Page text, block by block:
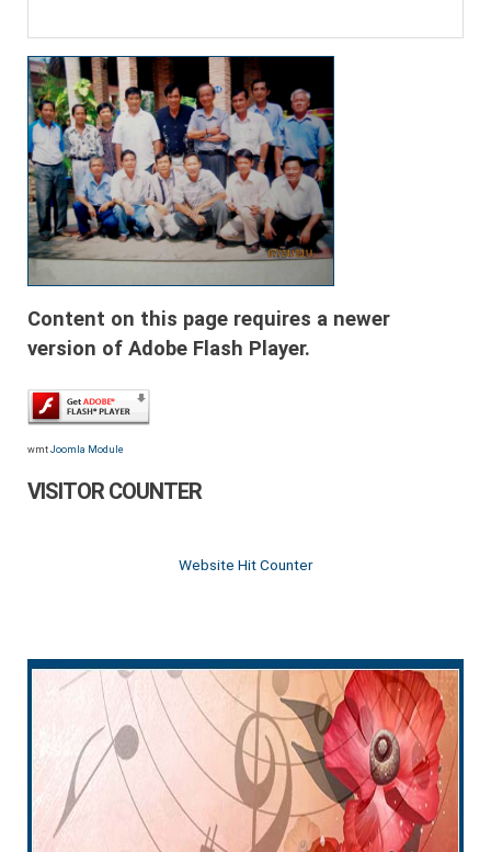
Content on this page requires a newer
version of Adobe Flash Player.
wmt Joomla Module
VISITOR COUNTER
Website Hit Counter